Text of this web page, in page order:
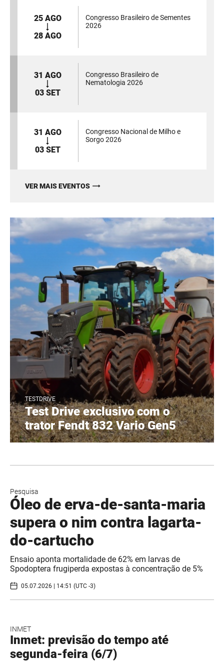
25 AGO
28 AGO
Congresso Brasileiro de Sementes
2026
31 AGO
03 SET
Congresso Brasileiro de
Nematologia 2026
31 AGO
03 SET
Congresso Nacional de Milho e
Sorgo 2026
VER MAIS EVENTOS
TESTDRIVE
Test Drive exclusivo com o
trator Fendt 832 Vario Gen5
Pesquisa
Óleo de erva-de-santa-maria
supera o nim contra lagarta-
do-cartucho
Ensaio aponta mortalidade de 62% em larvas de
Spodoptera frugiperda expostas à concentração de 5%
05.07.2026 | 14:51 (UTC -3)
INMET
Inmet: previsão do tempo até
segunda-feira (6/7)